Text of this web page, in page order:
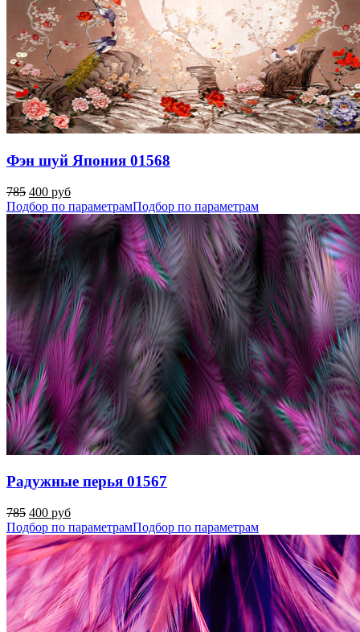
Фэн шуй Япония 01568
785 400 руб
Подбор по параметрамПодбор по параметрам
Радужные перья 01567
785 400 руб
Подбор по параметрамПодбор по параметрам